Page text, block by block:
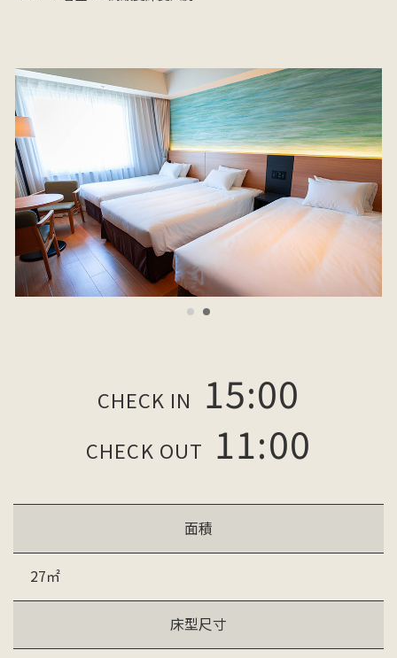
CHECK IN 15:00
CHECK OUT 11:00
面積
27㎡
床型尺寸